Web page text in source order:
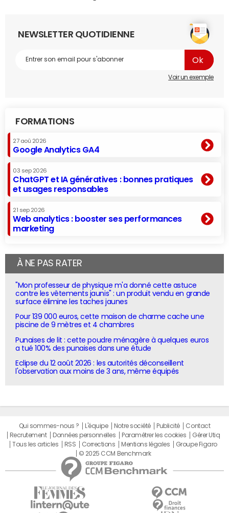
NEWSLETTER QUOTIDIENNE
Voir un exemple
FORMATIONS
27 aoû 2026
Google Analytics GA4
03 sep 2026
ChatGPT et IA génératives : bonnes pratiques
et usages responsables
21 sep 2026
Web analytics : booster ses performances
marketing
À NE PAS RATER
"Mon professeur de physique m'a donné cette astuce
contre les vêtements jaunis" : un produit vendu en grande
surface élimine les taches jaunes
Pour 139 000 euros, cette maison de charme cache une
piscine de 9 mètres et 4 chambres
Punaises de lit : cette poudre ménagère à quelques euros
a tué 100% des punaises dans une étude
Eclipse du 12 août 2026 : les autorités déconseillent
l'observation aux moins de 3 ans, même équipés
Qui sommes-nous ? L'équipe Notre société Publicité
Contact
Recrutement
Données personnelles Paramétrer les cookies
Gérer Utiq
Tous les articles
RSS Corrections Mentions légales
Groupe Figaro
© 2025 CCM Benchmark